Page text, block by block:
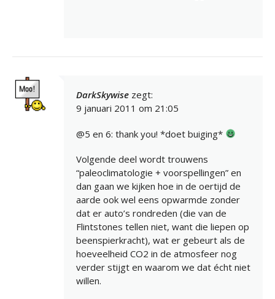
DarkSkywise zegt:
9 januari 2011 om 21:05
@5 en 6: thank you! *doet buiging*
Volgende deel wordt trouwens
“paleoclimatologie + voorspellingen” en
dan gaan we kijken hoe in de oertijd de
aarde ook wel eens opwarmde zonder
dat er auto’s rondreden (die van de
Flintstones tellen niet, want die liepen op
beenspierkracht), wat er gebeurt als de
hoeveelheid CO2 in de atmosfeer nog
verder stijgt en waarom we dat écht niet
willen.